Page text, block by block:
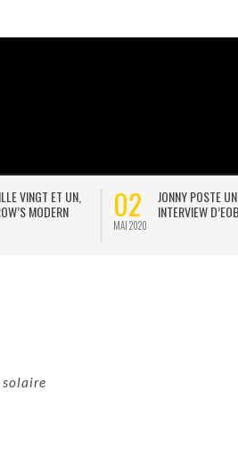
20
JAN 2021
BODY IN A BOX
solaire